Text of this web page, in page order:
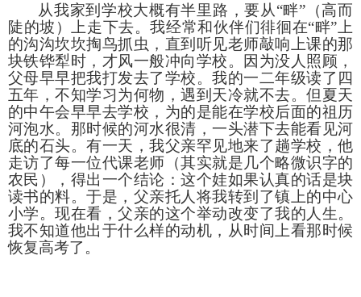
从我家到学校大概有半里路，要从“畔”（高而
陡的坡）上走下去。我经常和伙伴们徘徊在“畔”上
的沟沟坎坎掏鸟抓虫，直到听见老师敲响上课的那
块铁铧犁时，才风一般冲向学校。因为没人照顾，
父母早早把我打发去了学校。我的一二年级读了四
五年，不知学习为何物，遇到天冷就不去。但夏天
的中午会早早去学校，为的是能在学校后面的祖历
河泡水。那时候的河水很清，一头潜下去能看见河
底的石头。有一天，我父亲罕见地来了趟学校，他
走访了每一位代课老师（其实就是几个略微识字的
农民），得出一个结论：这个娃如果认真的话是块
读书的料。于是，父亲托人将我转到了镇上的中心
小学。现在看，父亲的这个举动改变了我的人生。
我不知道他出于什么样的动机，从时间上看那时候
恢复高考了。